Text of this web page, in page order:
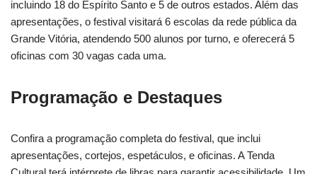
incluindo 18 do Espírito Santo e 5 de outros estados. Além das
apresentações, o festival visitará 6 escolas da rede pública da
Grande Vitória, atendendo 500 alunos por turno, e oferecerá 5
oficinas com 30 vagas cada uma.
Programação e Destaques
Confira a programação completa do festival, que inclui
apresentações, cortejos, espetáculos, e oficinas. A Tenda